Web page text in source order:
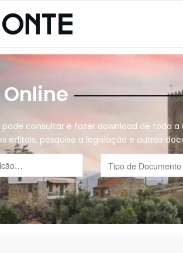
pode consultar e fazer download de toda
editais, pesquise a legislação e outros